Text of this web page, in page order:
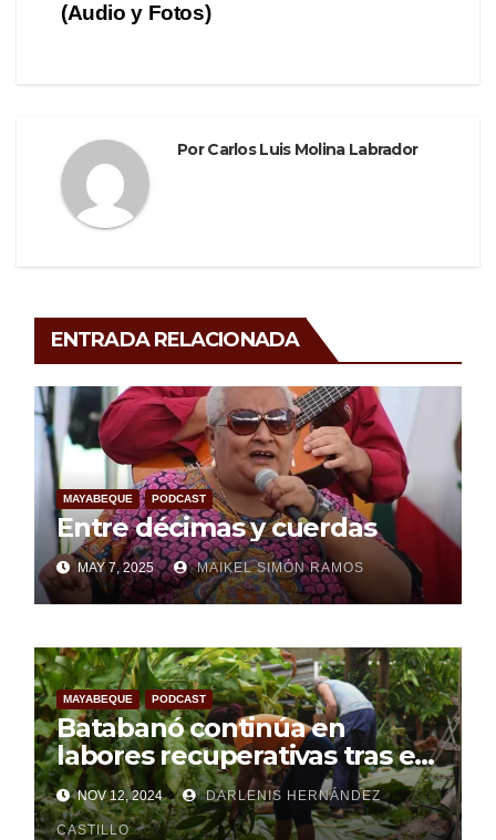
(Audio y Fotos)
PorCarlos Luis Molina Labrador
ENTRADA RELACIONADA
MAYABEQUE PODCAST
Entre décimas y cuerdas
MAY 7, 2025 MAIKEL SIMÓN RAMOS
MAYABEQUE PODCAST
Batabanó continúa en
labores recuperativas tras el
paso del huracán Rafael (+
Audio)
NOV 12, 2024 DARLENIS HERNÁNDEZ
CASTILLO